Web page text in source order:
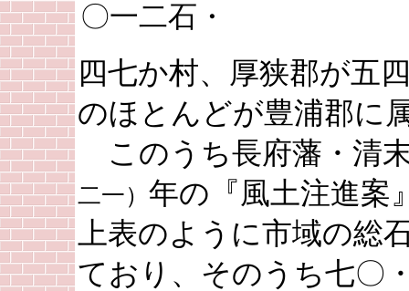
〇一二石・
四七か村、厚狭郡が五
のほとんどが豊浦郡に
このうち長府藩・清
二一） 年の『風土注進案
上表のように市域の総
ており、そのうち七〇